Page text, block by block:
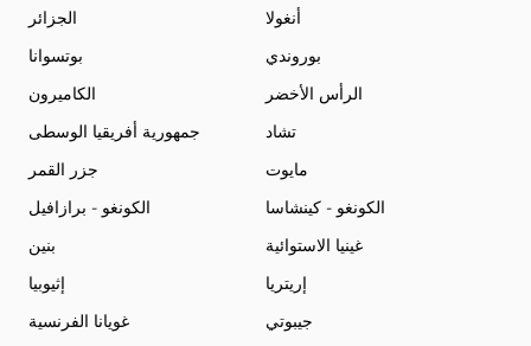
الجزائر
أنغولا
بوتسوانا
بوروندي
الكاميرون
الرأس الأخضر
جمهورية أفريقيا الوسطى
تشاد
جزر القمر
مايوت
الكونغو - برازافيل
الكونغو - كينشاسا
بنين
غينيا الاستوائية
إثيوبيا
إريتريا
غويانا الفرنسية
جيبوتي